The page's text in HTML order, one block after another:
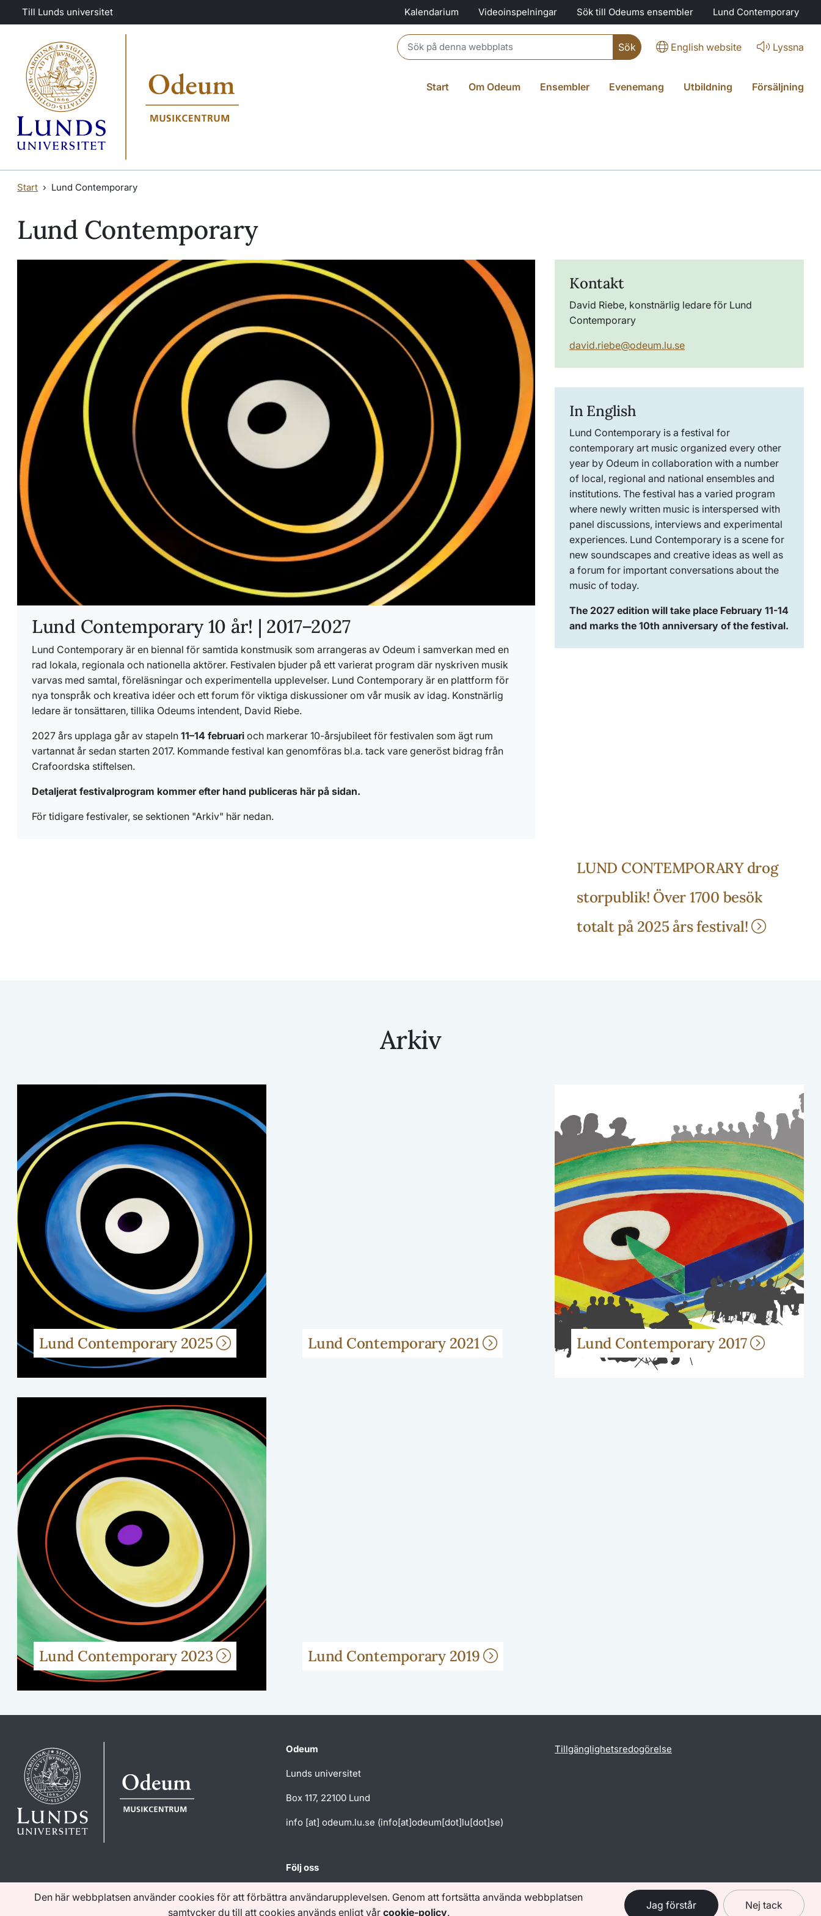
Den här webbplatsen använder cookies för att förbättra användarupplevelsen. Genom att fortsätta använda webbplatsen
samtycker du till att cookies används enligt vår cookie-policy.
Jag förstår Nej tack
Hoppa till huvudinnehåll
Hoppa till huvudinnehåll
Till Lunds universitet Kalendarium Videoinspelningar Sök till Odeums ensembler Lund Contemporary
Header search English website Lyssna
Start Om Odeum Ensembler Evenemang Utbildning Försäljning
Start Lund Contemporary
Lund Contemporary
Lund Contemporary 10 år! | 2017–2027
Lund Contemporary är en biennal för samtida konstmusik som arrangeras av Odeum i samverkan med en
rad lokala, regionala och nationella aktörer. Festivalen bjuder på ett varierat program där nyskriven musik
varvas med samtal, föreläsningar och experimentella upplevelser. Lund Contemporary är en plattform för
nya tonspråk och kreativa idéer och ett forum för viktiga diskussioner om vår musik av idag. Konstnärlig
ledare är tonsättaren, tillika Odeums intendent, David Riebe.
2027 års upplaga går av stapeln 11–14 februari och markerar 10-årsjubileet för festivalen som ägt rum
vartannat år sedan starten 2017. Kommande festival kan genomföras bl.a. tack vare generöst bidrag från
Crafoordska stiftelsen.
Detaljerat festivalprogram kommer efter hand publiceras här på sidan.
För tidigare festivaler, se sektionen "Arkiv" här nedan.
Kontakt
David Riebe, konstnärlig ledare för Lund
Contemporary
david.riebe@odeum.lu.se
In English
Lund Contemporary is a festival for
contemporary art music organized every other
year by Odeum in collaboration with a number
of local, regional and national ensembles and
institutions. The festival has a varied program
where newly written music is interspersed with
panel discussions, interviews and experimental
experiences. Lund Contemporary is a scene for
new soundscapes and creative ideas as well as
a forum for important conversations about the
music of today.
The 2027 edition will take place February 11-14
and marks the 10th anniversary of the festival.
LUND CONTEMPORARY drog
storpublik! Över 1700 besök
totalt på 2025 års festival!
Arkiv
Lund Contemporary 2025
Lund Contemporary 2023
Lund Contemporary 2021
Lund Contemporary 2019
Lund Contemporary 2017
Odeum
Lunds universitet
Box 117, 22100 Lund
info [at] odeum.lu.se (info[at]odeum[dot]lu[dot]se)
Tillgänglighetsredogörelse
Följ oss